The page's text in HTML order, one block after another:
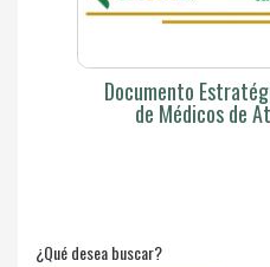
Documento
de Médicos de
¿Qué desea buscar?